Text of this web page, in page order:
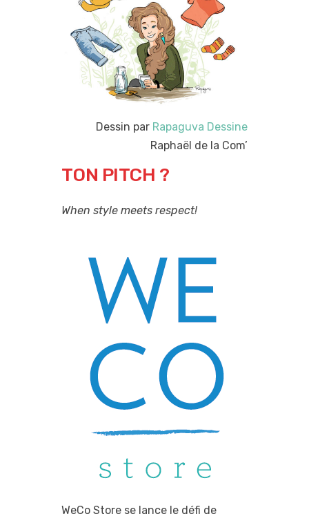
Dessin par Rapaguva Dessine
Raphaël de la Com’
TON PITCH ?
When style meets respect!
WeCo Store se lance le défi de